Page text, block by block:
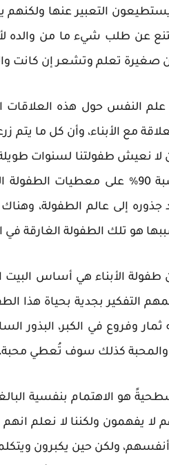
يستطيعون التعبير عنها
عن طلب شيء ما من والده
صغيرة تعلم وتشعر إن كانت
علم النفس حول هذه العلاقات
مع الأبناء، وأن كل ما يتم
لا نعيش طفولتنا لسنوات
نحن فعلاً نعيش وبنسبة 90% على
جذوره إلى عالم الطفولة،
هو تلك الطفولة الغارقة في
الأبناء هي أساس البيت
التفكير بجدية بحياة هذا
وفروع في الكبر، البذور
والمحبة كذلك سوف تُعطي
هو الاهتمام بنفسية
لا يفهمون ولكننا لا نعلم
أنفسهم، ولكن حين يكبرون